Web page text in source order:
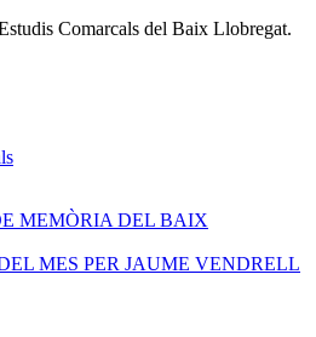
Comarcals del Baix Llobregat.
MEMÒRIA DEL BAIX
MES PER JAUME VENDRELL